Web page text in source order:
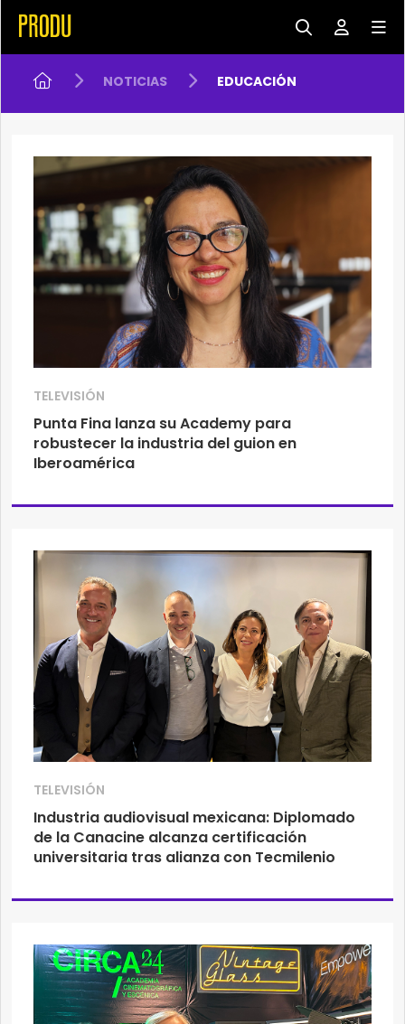
NOTICIAS EDUCACIÓN
TELEVISIÓN
Punta Fina lanza su Academy para
robustecer la industria del guion en
Iberoamérica
TELEVISIÓN
Industria audiovisual mexicana: Diplomado
de la Canacine alcanza certificación
universitaria tras alianza con Tecmilenio